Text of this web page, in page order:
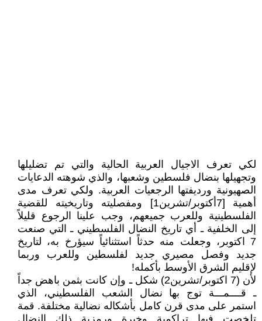
لكي تعرف الاجيال العربية الحالية والتي تم تضليلها
وتجهيلها بنضال فلسطين وشعبها، والذي شوهته الدعايات
الصهيونية ورديفتها الرجعيات العربية. ولكي تعرف مدى
أهمية [7أكتوبر/تشرين1] ومفصليته وتاريخيته للقضية
الفلسطينية وللعرب جميعهم، وجب علينا الرجوع قليلاً
إلى الخلفية ـ أي تاريخ النضال الفلسطيني ـ التي صنعت
7 اكتوبر، وجعلت منه حدثاً استثنائياً سيؤرخ به، لتاريخ
جديد وفصل مصيري جديد لفلسطين وللعرب وربما
لإقليم الشرق الأوسط بأكمله!
لأن (7 اكتوبر/تشرين2) شكل ـ وإن كانت بثمن باهض جداً
ـ قــــمـــة توج بها نضال الشعب الفلسطيني، الذي
استمر على مدى قرن كامل بأشكاله نضالية مختلفة. قمة